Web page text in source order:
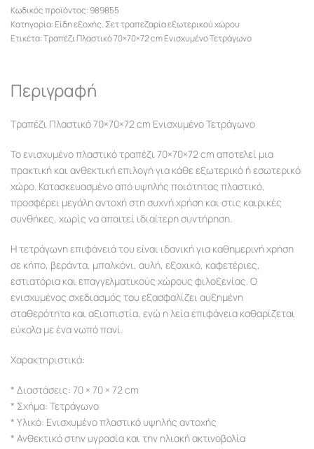
989855
Κατηγορία:Είδη εξοχής, Σετ τραπεζαρία εξωτερικού χώρου
Ετικέτα:Τραπέζι Πλαστικό 70×70×72 cm Ενισχυμένο Τετράγωνο
Περιγραφή
Τραπέζι Πλαστικό 70×70×72 cm Ενισχυμένο Τετράγωνο
Το ενισχυμένο πλαστικό τραπέζι 70×70×72 cm αποτελεί μια
πρακτική και ανθεκτική επιλογή για κάθε εξωτερικό ή εσωτερικό
χώρο. Κατασκευασμένο από υψηλής ποιότητας πλαστικό,
προσφέρει μεγάλη αντοχή στη συχνή χρήση και στις καιρικές
συνθήκες, χωρίς να απαιτεί ιδιαίτερη συντήρηση.
Η τετράγωνη επιφάνειά του είναι ιδανική για καθημερινή χρήση
σε κήπο, βεράντα, μπαλκόνι, αυλή, εξοχικό, καφετέριες,
εστιατόρια και επαγγελματικούς χώρους φιλοξενίας. Ο
ενισχυμένος σχεδιασμός του εξασφαλίζει αυξημένη
σταθερότητα και αξιοπιστία, ενώ η λεία επιφάνεια καθαρίζεται
εύκολα με ένα νωπό πανί.
Χαρακτηριστικά:
* Διαστάσεις: 70 × 70 × 72 cm
* Σχήμα: Τετράγωνο
* Υλικό: Ενισχυμένο πλαστικό υψηλής αντοχής
* Ανθεκτικό στην υγρασία και την ηλιακή ακτινοβολία